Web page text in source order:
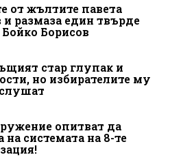
от жълтите павета
размаза един твърде
Борисов
стар глупак и
но избирателите му
опитват да
системата на 8-те